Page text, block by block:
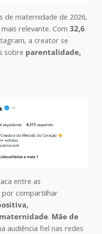
de maternidade de 2026,
relevante. Com 32,6
a creator se
sobre parentalidade,
entre as
por compartilhar
. Mãe de
audiência fiel nas redes